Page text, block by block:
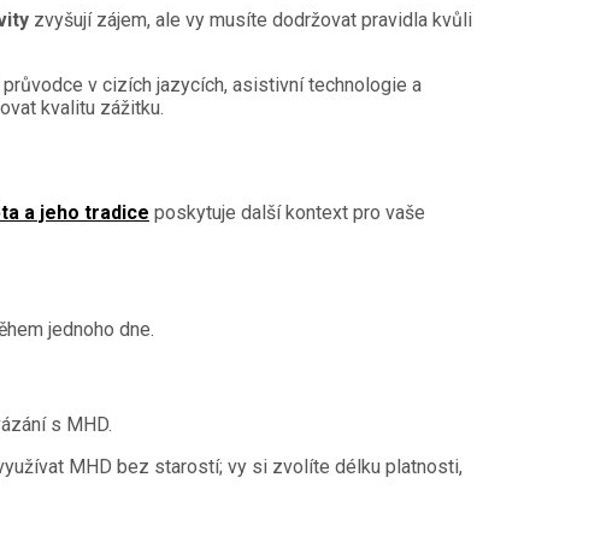
zvyšují zájem, ale vy musíte dodržovat pravidla kvůli
v cizích jazycích, asistivní technologie a
kvalitu zážitku.
a jeho tradice poskytuje další kontext pro vaše
jednoho dne.
s MHD.
MHD bez starostí; vy si zvolíte délku platnosti,